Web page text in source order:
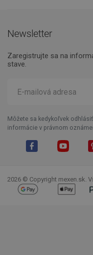
Newsletter
Zaregistrujte sa na
stave.
Môžete sa kedykoľvek
informácie v právnom
2026 © Copyright mexen.sk.